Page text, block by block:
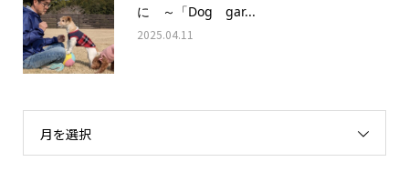
に ～「Dog gar...
2025.04.11
月を選択